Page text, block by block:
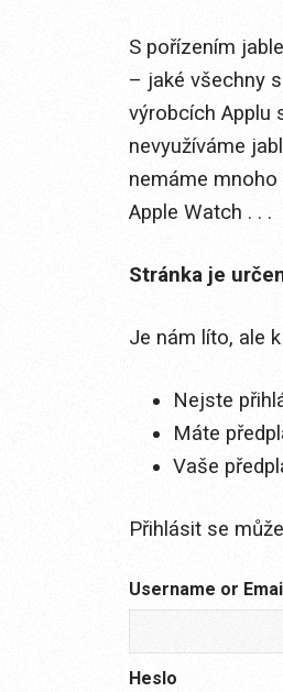
S pořízením
– jaké všechny
výrobcích Applu
nevyužíváme
nemáme
Apple Watch . . .
Stránka je
Je nám líto, ale
Nejste
Máte
Vaše
Přihlásit se
Username or
Heslo